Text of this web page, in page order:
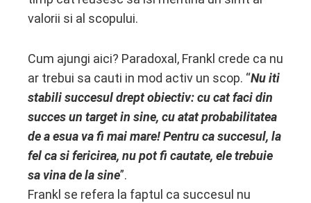
valorii si al scopului.
Cum ajungi aici? Paradoxal, Frankl crede ca nu
ar trebui sa cauti in mod activ un scop. “Nu iti
stabili succesul drept obiectiv: cu cat faci din
succes un target in sine, cu atat probabilitatea
de a esua va fi mai mare! Pentru ca succesul, la
fel ca si fericirea, nu pot fi cautate, ele trebuie
sa vina de la sine”.
Frankl se refera la faptul ca succesul nu